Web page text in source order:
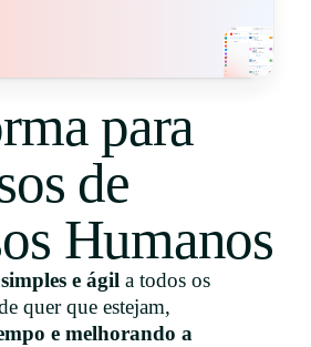
para
de
Humanos
e ágil a todos os
quer que estejam,
e melhorando a